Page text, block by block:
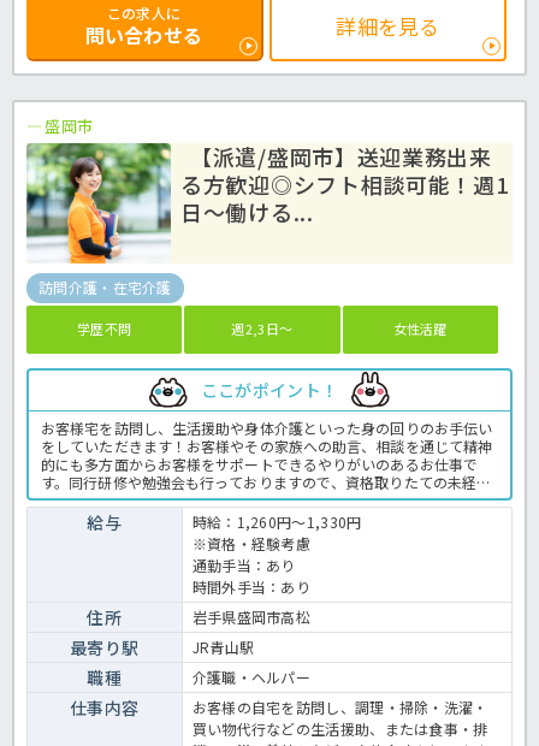
この求人に
問い合わせる 詳細を見る
盛岡市
【派遣/盛岡市】送迎業務出来
る方歓迎◎シフト相談可能！週1
日～働ける...
訪問介護・在宅介護
学歴不問 週2,3日～ 女性活躍
ここがポイント！
お客様宅を訪問し、生活援助や身体介護といった身の回りのお手伝い
をしていただきます！お客様やその家族への助言、相談を通じて精神
的にも多方面からお客様をサポートできるやりがいのあるお仕事で
す。同行研修や勉強会も行っておりますので、資格取りたての未経験
の方、ブランクのある方でもご安心下さい。運営するグループは全国
に事業所を持つ法人なため月給20万円以上と高給与なのが嬉しいです
ね♪お気軽にほっ介護までお問い合わせください。訪問介護での介護
業務全般です。 ＜介護職 派遣 訪問介護の求人＞
給与
時給：1,260円～1,330円
※資格・経験考慮
通勤手当：あり
時間外手当：あり
住所 岩手県盛岡市高松
最寄り駅 JR青山駅
職種 介護職・ヘルパー
仕事内容
お客様の自宅を訪問し、調理・掃除・洗濯・
買い物代行などの生活援助、または食事・排